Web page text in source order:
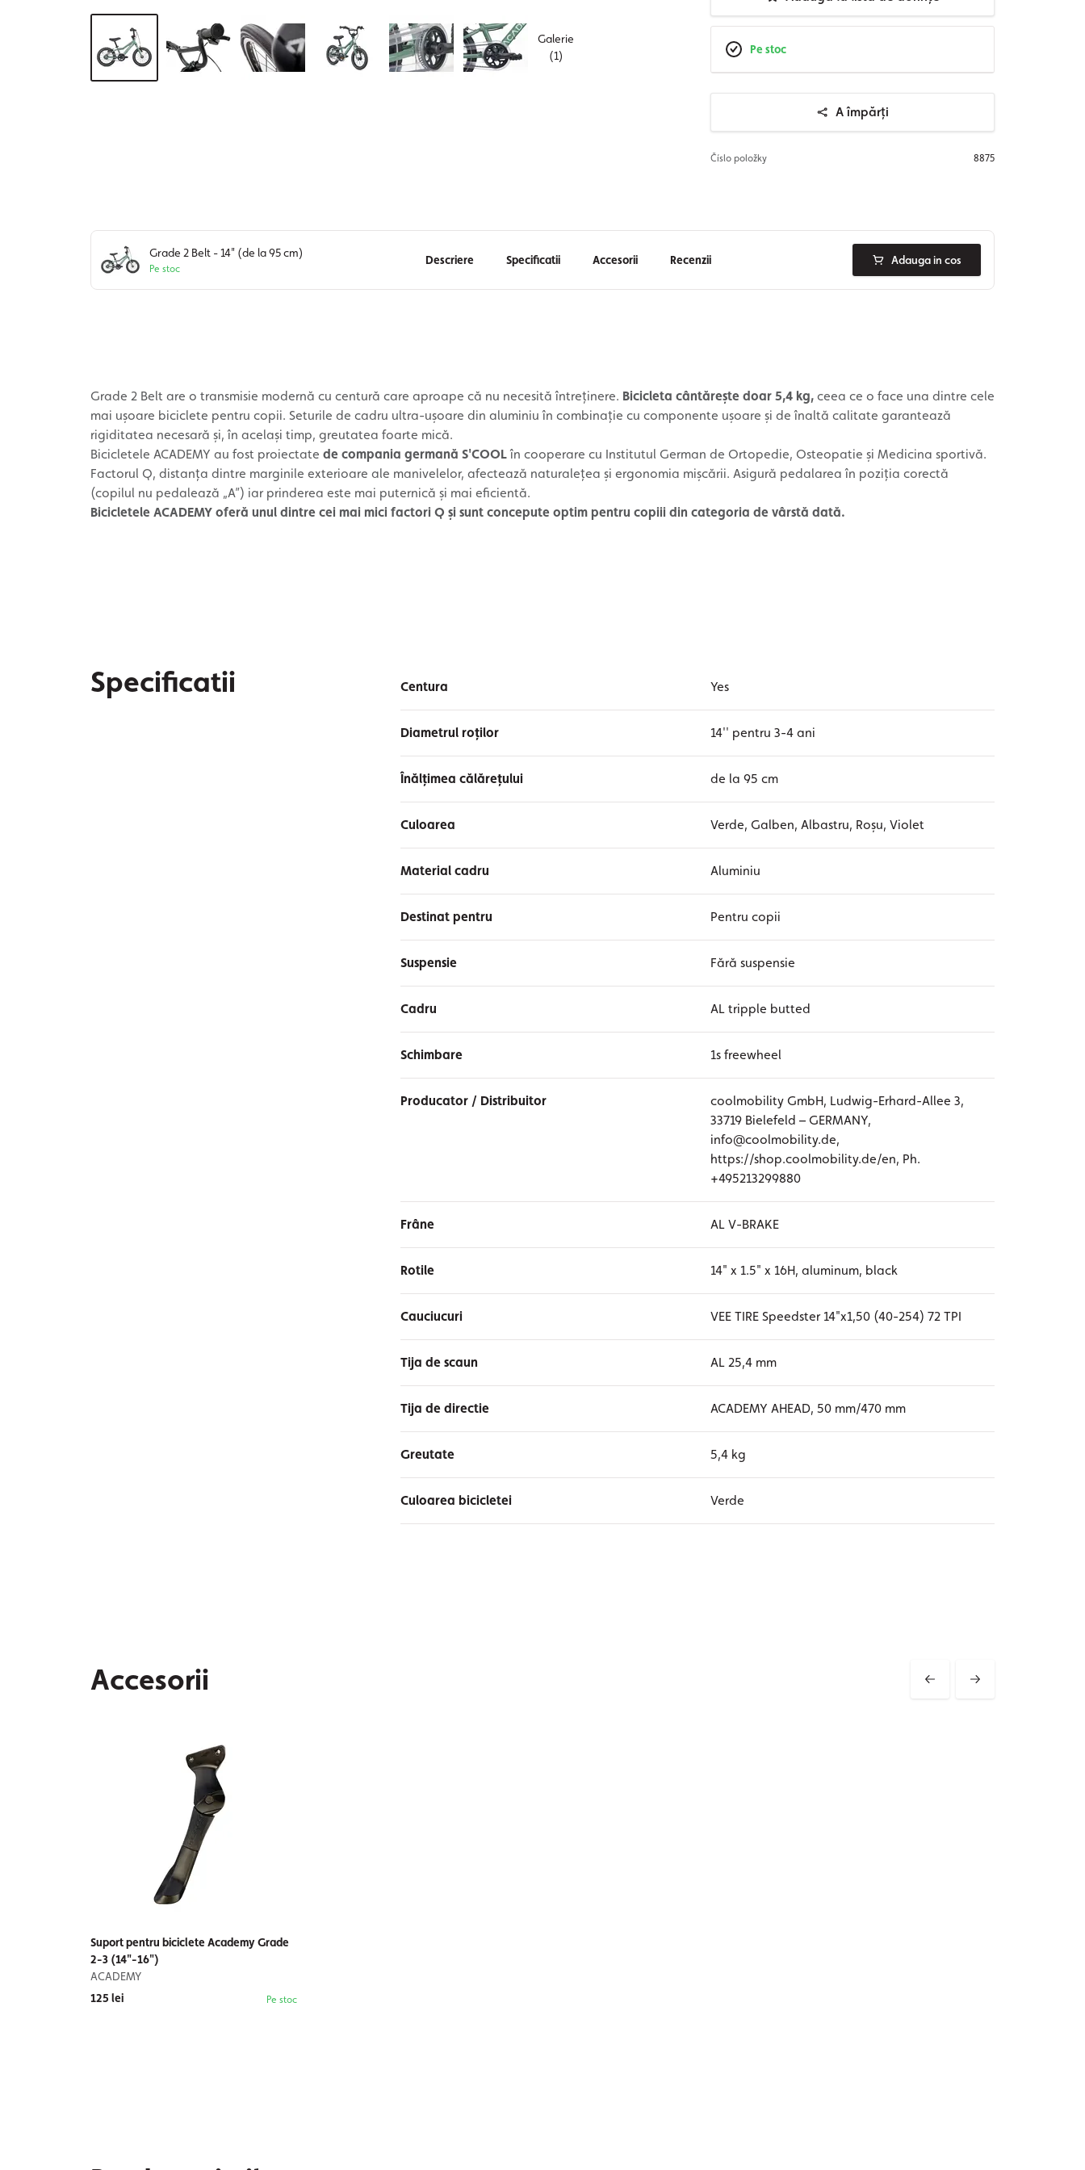
Galerie
(1)
Pe stoc
A împărți
Číslo položky 8875
Grade 2 Belt - 14" (de la 95 cm)
Pe stoc
Descriere Specificatii Accesorii Recenzii Adauga in cos
Grade 2 Belt are o transmisie modernă cu centură care aproape că nu necesită întreținere. Bicicleta cântărește doar 5,4 kg, ceea ce o face una dintre cele
mai ușoare biciclete pentru copii. Seturile de cadru ultra-ușoare din aluminiu în combinație cu componente ușoare și de înaltă calitate garantează
rigiditatea necesară și, în același timp, greutatea foarte mică.
Bicicletele ACADEMY au fost proiectate de compania germană S'COOLîn cooperare cu Institutul German de Ortopedie, Osteopatie și Medicina sportivă.
Factorul Q, distanța dintre marginile exterioare ale manivelelor, afectează naturalețea și ergonomia mișcării. Asigură pedalarea în poziția corectă
(copilul nu pedalează „A”) iar prinderea este mai puternică și mai eficientă.
Bicicletele ACADEMY oferă unul dintre cei mai mici factori Q și sunt concepute optim pentru copiii din categoria de vârstă dată.
Specificatii Centura Yes
Diametrul roților 14'' pentru 3-4 ani
Înălțimea călărețului de la 95 cm
Culoarea Verde, Galben, Albastru, Roșu, Violet
Material cadru Aluminiu
Destinat pentru Pentru copii
Suspensie Fără suspensie
Cadru AL tripple butted
Schimbare 1s freewheel
Producator / Distribuitor
coolmobility GmbH, Ludwig-Erhard-Allee 3,
33719 Bielefeld – GERMANY,
info@coolmobility.de,
https://shop.coolmobility.de/en, Ph.
+495213299880
Frâne AL V-BRAKE
Rotile 14" x 1.5" x 16H, aluminum, black
Cauciucuri VEE TIRE Speedster 14"x1,50 (40-254) 72 TPI
Tija de scaun AL 25,4 mm
Tija de directie ACADEMY AHEAD, 50 mm/470 mm
Greutate 5,4 kg
Culoarea bicicletei Verde
Accesorii
Suport pentru biciclete Academy Grade
2-3 (14"-16")
ACADEMY
125 lei
Pe stoc